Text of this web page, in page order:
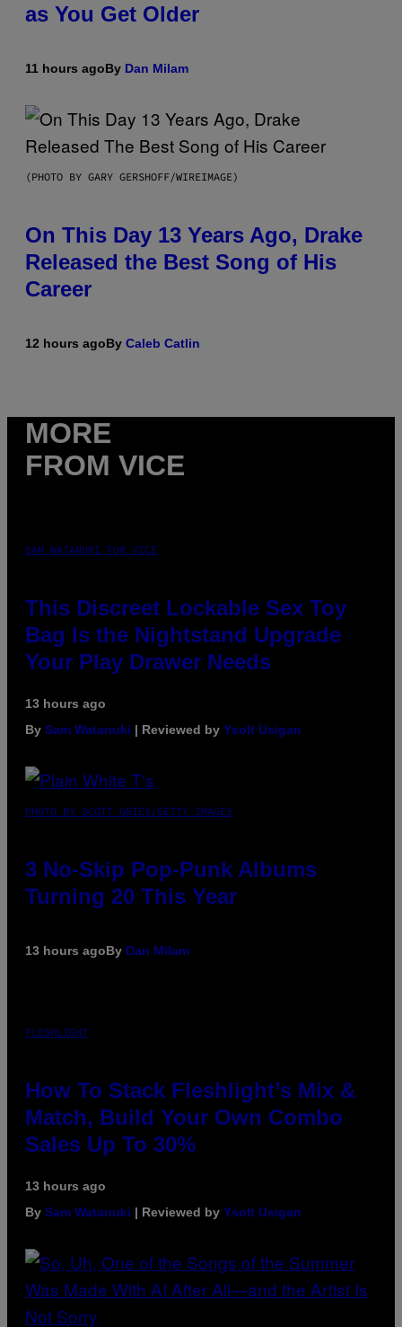
as You Get Older
11 hours agoBy Dan Milam
(PHOTO BY GARY GERSHOFF/WIREIMAGE)
On This Day 13 Years Ago, Drake
Released the Best Song of His
Career
12 hours agoBy Caleb Catlin
MORE
FROM VICE
SAM WATANUKI FOR VICE
This Discreet Lockable Sex Toy
Bag Is the Nightstand Upgrade
Your Play Drawer Needs
13 hours ago
By Sam Watanuki | Reviewed by Ysolt Usigan
PHOTO BY SCOTT GRIES/GETTY IMAGES
3 No-Skip Pop-Punk Albums
Turning 20 This Year
13 hours agoBy Dan Milam
FLESHLIGHT
How To Stack Fleshlight’s Mix &
Match, Build Your Own Combo
Sales Up To 30%
13 hours ago
By Sam Watanuki | Reviewed by Ysolt Usigan